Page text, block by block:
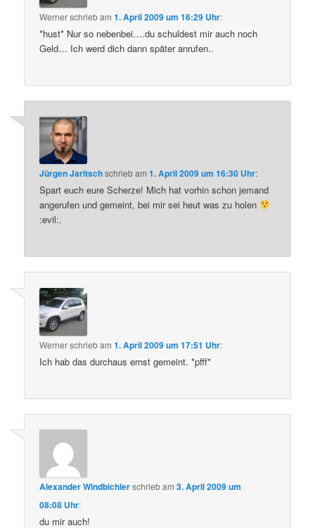
Wernerschriebam1. April 2009 um 16:29 Uhr:
*hust* Nur so nebenbei….du schuldest mir auch noch
Geld… Ich werd dich dann später anrufen..
Jürgen Jaritschschriebam1. April 2009 um 16:30 Uhr:
Spart euch eure Scherze! Mich hat vorhin schon jemand
angerufen und gemeint, bei mir sei heut was zu holen
:evil:.
Wernerschriebam1. April 2009 um 17:51 Uhr:
Ich hab das durchaus ernst gemeint. *pfff*
Alexander Windbichlerschriebam3. April 2009 um
08:08 Uhr:
du mir auch!